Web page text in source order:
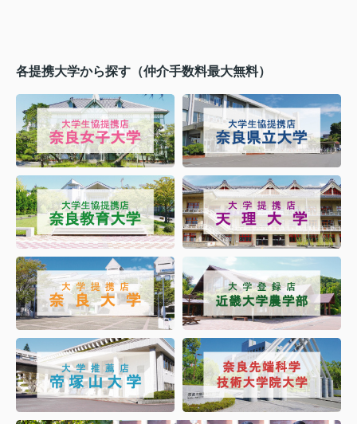
各提携大学から探す（仲介手数料最大無料）